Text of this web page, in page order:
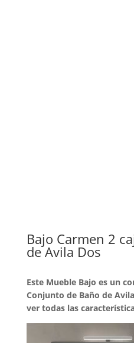
Bajo Carmen 2
de Avila Dos
Este Mueble Bajo es un
Conjunto de Baño de
ver todas las